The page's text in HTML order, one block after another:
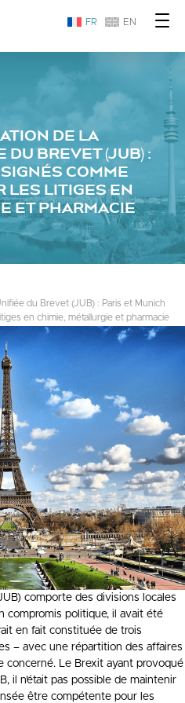
FR EN
DE LA
BREVET (JUB) :
COMME
LES LITIGES EN
ET PHARMACIE
du Brevet (JUB) : Paris et Munich
en chimie, métallurgie et pharmacie
comporte des divisions locales
compromis politique, il avait été
en fait constituée de trois
– avec une répartition des affaires
concerné. Le Brexit ayant provoqué
il n’était pas possible de maintenir
être compétente pour les